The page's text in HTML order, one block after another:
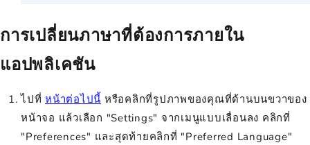
การเปลี่ยนภาษาที่ต้องการภายใน
แอปพลิเคชัน
ไปที่ หน้าต่อไปนี้ หรือคลิกที่รูปภาพของคุณที่ด้านบนขวาของ
หน้าจอ แล้วเลือก "Settings" จากเมนูแบบเลื่อนลง คลิกที่
"Preferences" และสุดท้ายคลิกที่ "Preferred Language"